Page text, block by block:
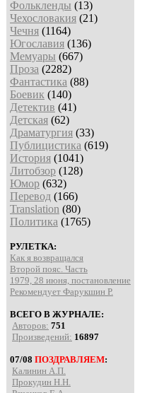
Фолькленды (13)
Чехословакия (21)
Чечня (1164)
Югославия (136)
Мемуары (667)
Проза (2282)
Фантастика (88)
Боевик (140)
Детектив (41)
Детская (62)
Драматургия (33)
Публицистика (619)
История (1041)
Литобзор (128)
Юмор (632)
Перевод (166)
Translation (80)
Политика (1765)
РУЛЕТКА:
Как я возвращался
Второй пояс. Часть
1979, 28 июня, постановление
Рекомендует Фарукшин Р.
ВСЕГО В ЖУРНАЛЕ:
Авторов: 751
Произведений: 16897
07/08 ПОЗДРАВЛЯЕМ:
Калинин А.П.
Прокудин Н.Н.